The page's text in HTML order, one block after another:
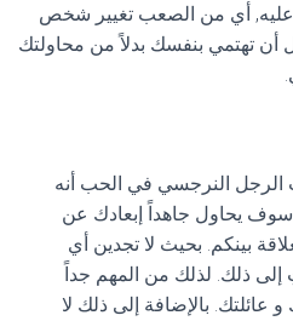
أي من الصعب تغيير شخص
أن تهتمي بنفسك بدلاً من محاولتك
النرجسي في الحب أنه
يحاول جاهداً إبعادك عن
بينكم. بحيث لا تجدين أي
ذلك. لذلك من المهم جداً
عائلتك. بالإضافة إلى ذلك لا